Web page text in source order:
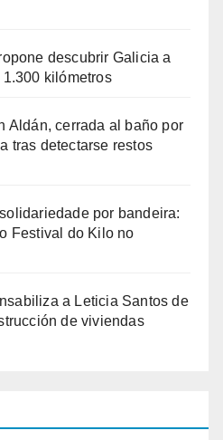
descubrir Galicia a
kilómetros
Aldán, cerrada al baño por
tras detectarse restos
por bandeira:
Festival do Kilo no
a Leticia Santos de
de viviendas